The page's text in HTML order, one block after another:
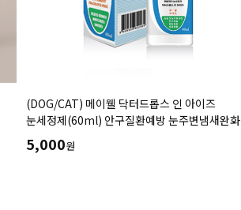
(DOG/CAT) 메이웰 닥터드롭스 인 아이즈
눈세정제(60ml) 안구질환예방 눈주변냄새완화
안구건조증완화 이물질세정
5,000원